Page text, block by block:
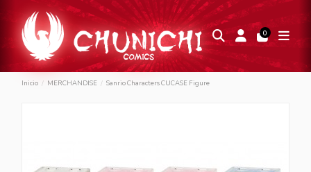
0
Inicio MERCHANDISE Sanrio Characters CUCASE Figure